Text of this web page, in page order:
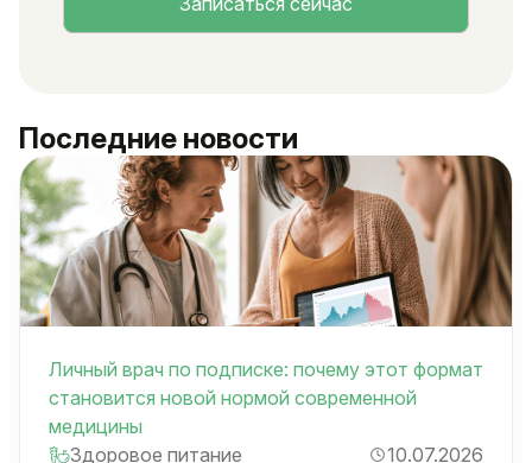
Последние новости
Личный врач по подписке: почему этот формат
становится новой нормой современной
медицины
Здоровое питание
10.07.2026